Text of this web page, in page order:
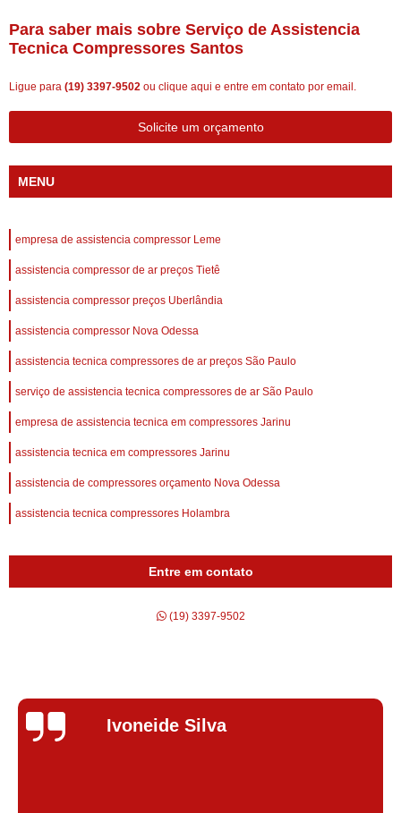
Para saber mais sobre Serviço de Assistencia
Tecnica Compressores Santos
Ligue para (19) 3397-9502 ou clique aqui e entre em contato por email.
Solicite um orçamento
MENU
empresa de assistencia compressor Leme
assistencia compressor de ar preços Tietê
assistencia compressor preços Uberlândia
assistencia compressor Nova Odessa
assistencia tecnica compressores de ar preços São Paulo
serviço de assistencia tecnica compressores de ar São Paulo
empresa de assistencia tecnica em compressores Jarinu
assistencia tecnica em compressores Jarinu
assistencia de compressores orçamento Nova Odessa
assistencia tecnica compressores Holambra
Entre em contato
(19) 3397-9502
Silvana Alves